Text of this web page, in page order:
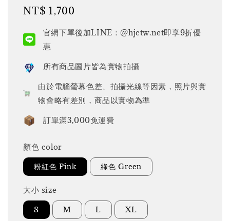
Regular
NT$ 1,700
官網下單後加LINE：@hjctw.net即享9折優
惠
所有商品圖片皆為實物拍攝
由於電腦螢幕色差、拍攝光線等因素，照片與實
物會略有差別，商品以實物為準
訂單滿3,000免運費
顏色 color
粉紅色 Pink 綠色 Green
大小 size
S M L XL